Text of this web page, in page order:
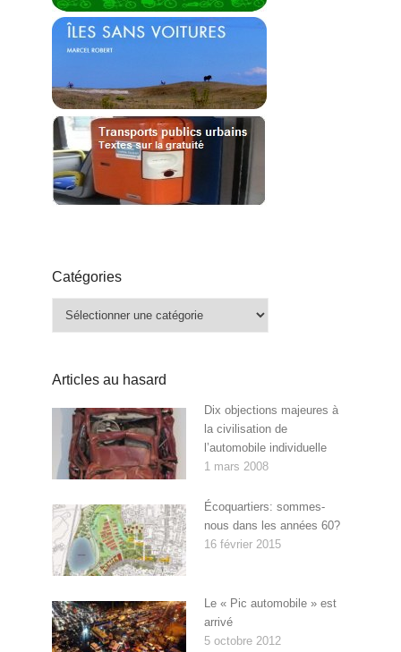
Catégories
Articles au hasard
Dix objections majeures à
la civilisation de
l’automobile individuelle
1 mars 2008
Écoquartiers: sommes-
nous dans les années 60?
16 février 2015
Le « Pic automobile » est
arrivé
5 octobre 2012